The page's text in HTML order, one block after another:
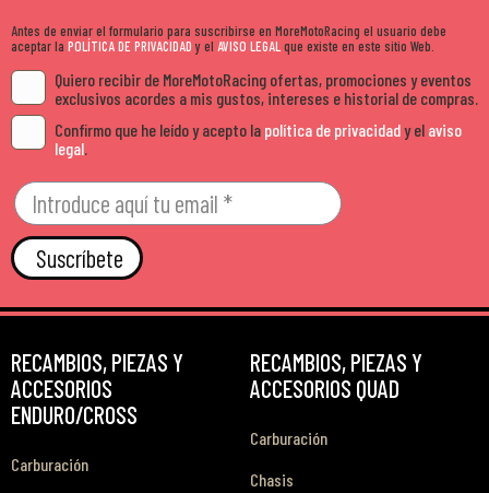
Antes de enviar el formulario para suscribirse en MoreMotoRacing el usuario debe
aceptar la POLÍTICA DE PRIVACIDADy el AVISO LEGALque existe en este sitio Web.
Quiero recibir de MoreMotoRacing ofertas, promociones y eventos
exclusivos acordes a mis gustos, intereses e historial de compras.
Confirmo que he leído y acepto la política de privacidady el aviso
legal
Suscríbete
RECAMBIOS, PIEZAS Y
ACCESORIOS
ENDURO/CROSS
Carburación
RECAMBIOS, PIEZAS Y
ACCESORIOS QUAD
Carburación
Chasis